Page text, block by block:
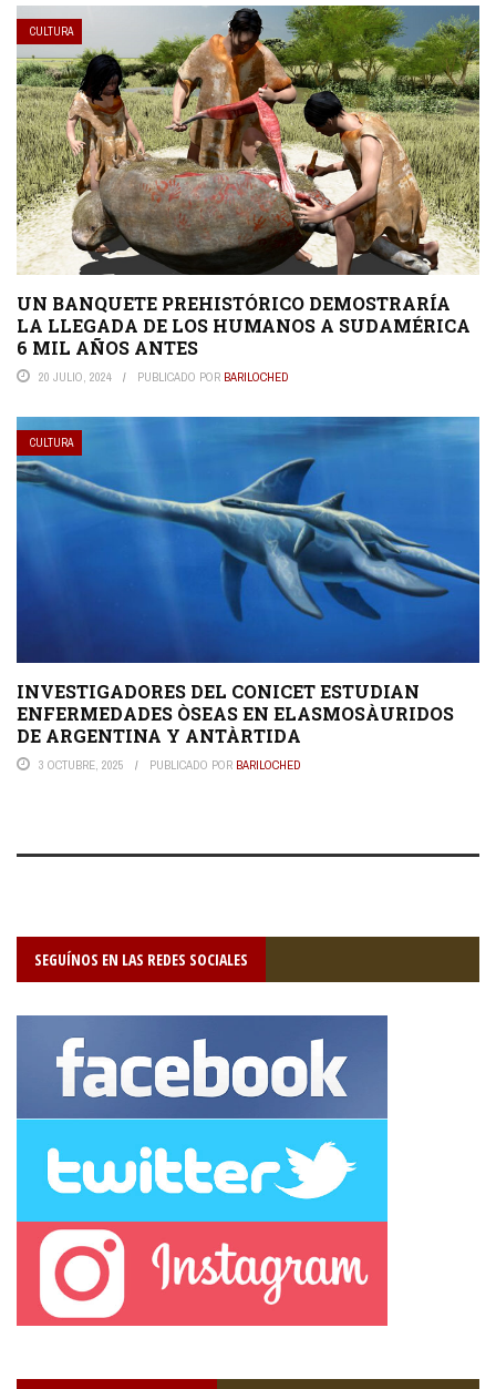
CULTURA
UN BANQUETE PREHISTÓRICO DEMOSTRARÍA
LA LLEGADA DE LOS HUMANOS A SUDAMÉRICA
6 MIL AÑOS ANTES
20 JULIO, 2024 PUBLICADO POR BARILOCHED
CULTURA
INVESTIGADORES DEL CONICET ESTUDIAN
ENFERMEDADES ÒSEAS EN ELASMOSÀURIDOS
DE ARGENTINA Y ANTÀRTIDA
3 OCTUBRE, 2025 PUBLICADO POR BARILOCHED
SEGUÍNOS EN LAS REDES SOCIALES